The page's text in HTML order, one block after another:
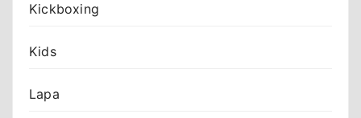
Kickboxing
Kids
Lapa